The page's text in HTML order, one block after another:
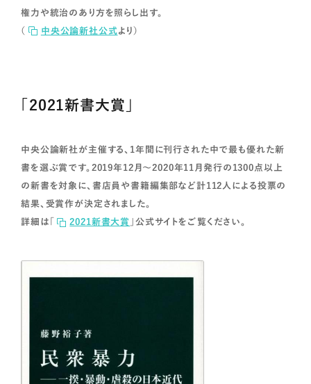
権力や統治のあり方を照らし出す。
（
中央公論新社公式より）
「2021新書大賞」
中央公論新社が主催する、1年間に刊行された中で最も優れた新
書を選ぶ賞です。2019年12月～2020年11月発行の1300点以上
の新書を対象に、書店員や書籍編集部など計112人による投票の
結果、受賞作が決定されました。
詳細は「
2021新書大賞 」公式サイトをご覧ください。